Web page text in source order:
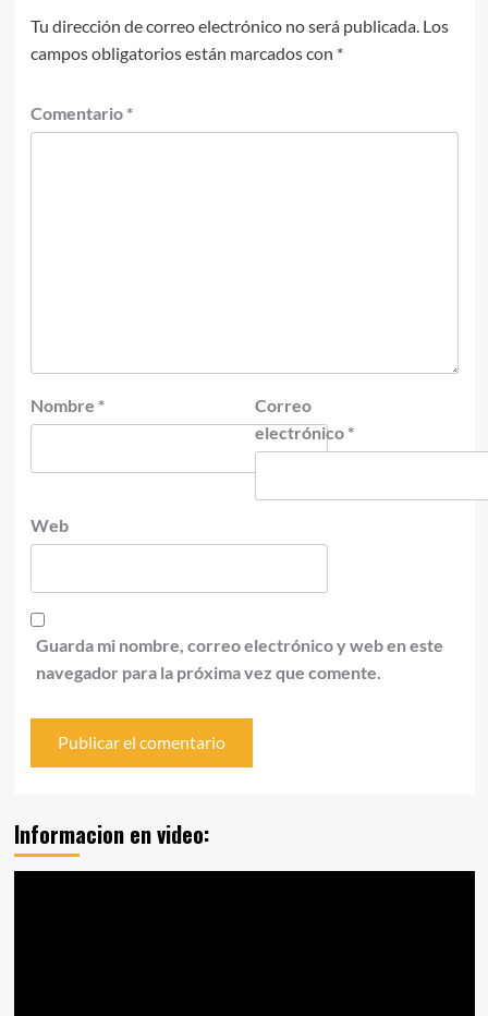
Tu dirección de correo electrónico no será publicada. Los
campos obligatorios están marcados con *
Comentario *
Nombre *
Correo
electrónico *
Web
Guarda mi nombre, correo electrónico y web en este
navegador para la próxima vez que comente.
Informacion en video: